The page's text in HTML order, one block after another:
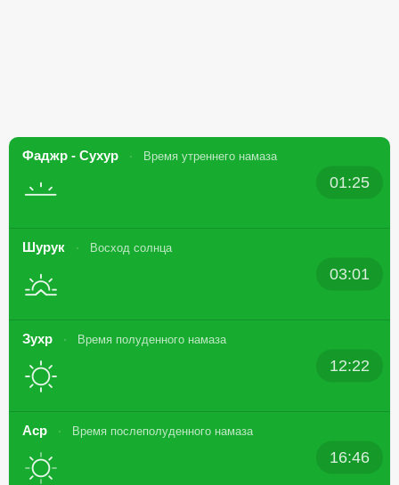
Фаджр - Сухур Время утреннего намаза
01:25
Шурук Восход солнца
03:01
Зухр Время полуденного намаза
12:22
Аср Время послеполуденного намаза
16:46